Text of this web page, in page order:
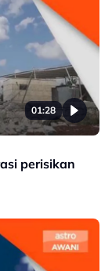
01:28
perisikan